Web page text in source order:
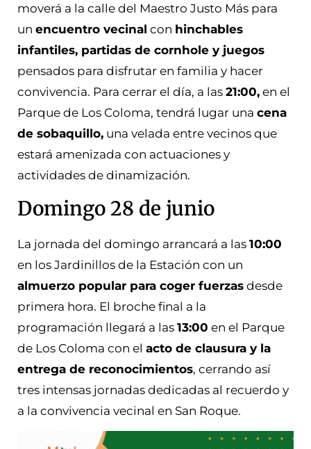
moverá a la calle del Maestro Justo Más para
un encuentro vecinal con hinchables
infantiles, partidas de cornhole y juegos
pensados para disfrutar en familia y hacer
convivencia. Para cerrar el día, a las 21:00, en el
Parque de Los Coloma, tendrá lugar una cena
de sobaquillo, una velada entre vecinos que
estará amenizada con actuaciones y
actividades de dinamización.
Domingo 28 de junio
La jornada del domingo arrancará a las 10:00
en los Jardinillos de la Estación con un
almuerzo popular para coger fuerzas desde
primera hora. El broche final a la
programación llegará a las 13:00 en el Parque
de Los Coloma con el acto de clausura y la
entrega de reconocimientos, cerrando así
tres intensas jornadas dedicadas al recuerdo y
a la convivencia vecinal en San Roque.